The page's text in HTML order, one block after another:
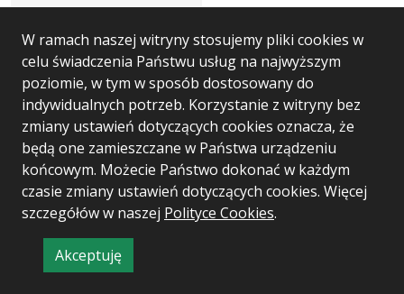
W ramach naszej witryny stosujemy pliki cookies w
celu świadczenia Państwu usług na najwyższym
poziomie, w tym w sposób dostosowany do
indywidualnych potrzeb. Korzystanie z witryny bez
zmiany ustawień dotyczących cookies oznacza, że
będą one zamieszczane w Państwa urządzeniu
końcowym. Możecie Państwo dokonać w każdym
czasie zmiany ustawień dotyczących cookies. Więcej
szczegółów w naszej Polityce Cookies.
Akceptuję
informację
Dane
uchwały
nr
AR001-
007-
VI/2026
Uchwała nr:
AR001-007-VI/2026
Jakiego organu:
Senatu AWF
Z dnia:
30.06.2026
W sprawie:
uzupełnienia Uchwały